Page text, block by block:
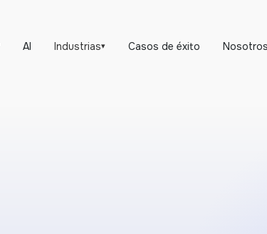
AI Industrias▾ Casos de éxito Nosotros